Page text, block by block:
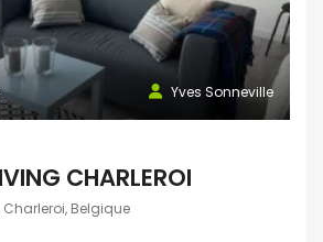
Yves Sonneville
CHARLEROI
Charleroi, Belgique